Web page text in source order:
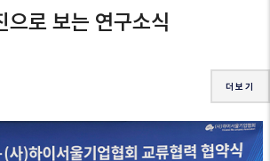
으로 보는 연구소식
더보기